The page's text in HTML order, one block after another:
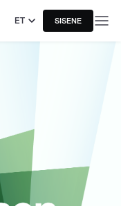
ET SISENE